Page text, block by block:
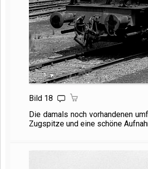
Bild 18
Die damals noch vorhandenen
Zugspitze und eine schöne